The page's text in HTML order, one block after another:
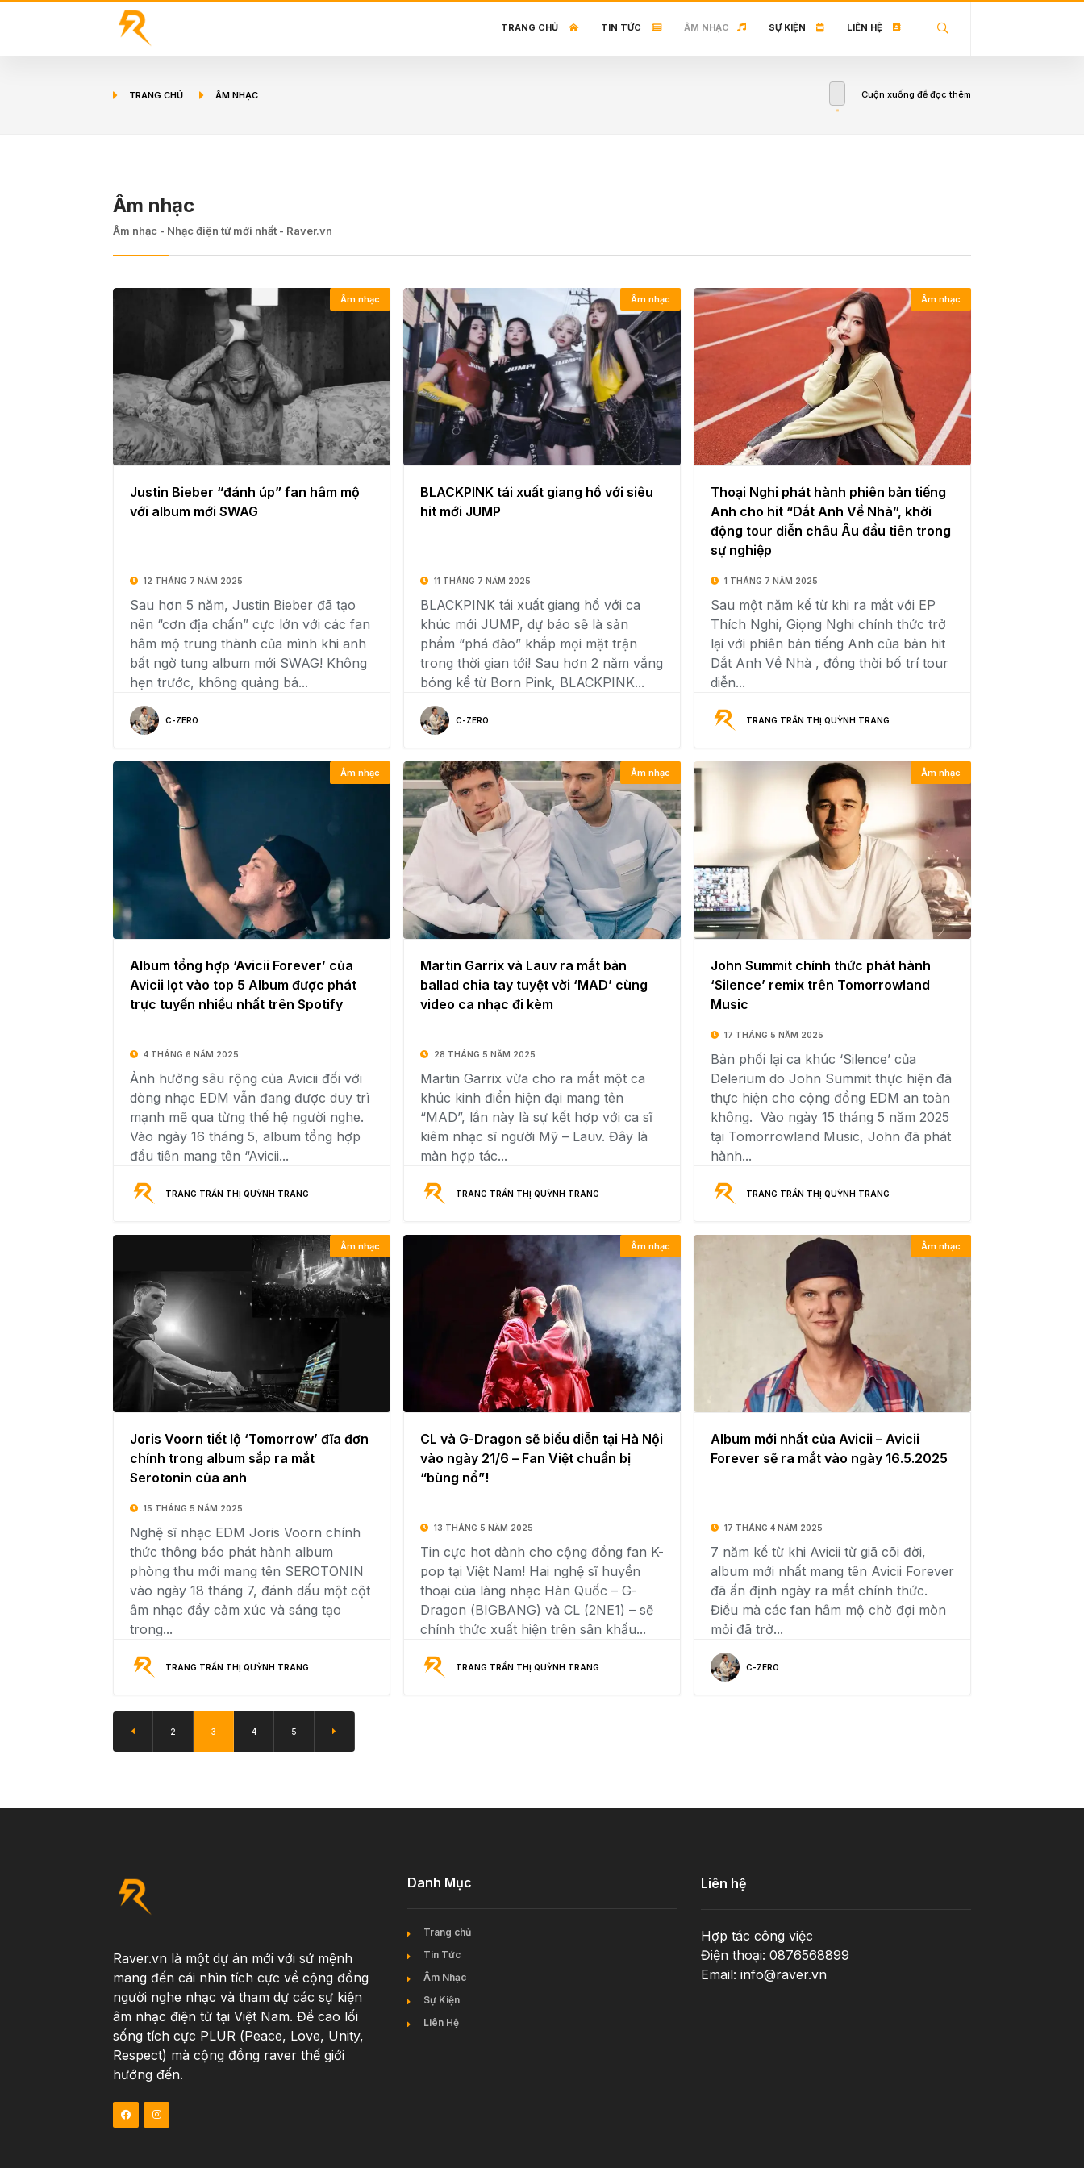
TRANG CHỦ TIN TỨC ÂM NHẠC SỰ KIỆN LIÊN HỆ
TRANG CHỦ ÂM NHẠC Cuộn xuống để đọc thêm
Âm nhạc
Âm nhạc - Nhạc điện tử mới nhất - Raver.vn
Âm nhạc
Justin Bieber “đánh úp” fan hâm mộ
với album mới SWAG
12 THÁNG 7 NĂM 2025
Sau hơn 5 năm, Justin Bieber đã tạo
nên “cơn địa chấn” cực lớn với các fan
hâm mộ trung thành của mình khi anh
bất ngờ tung album mới SWAG! Không
hẹn trước, không quảng bá...
C-ZERO
Âm nhạc
BLACKPINK tái xuất giang hồ với siêu
hit mới JUMP
11 THÁNG 7 NĂM 2025
BLACKPINK tái xuất giang hồ với ca
khúc mới JUMP, dự báo sẽ là sản
phẩm “phá đảo” khắp mọi mặt trận
trong thời gian tới! Sau hơn 2 năm vắng
bóng kể từ Born Pink, BLACKPINK...
C-ZERO
Âm nhạc
Thoại Nghi phát hành phiên bản tiếng
Anh cho hit “Dắt Anh Về Nhà”, khởi
động tour diễn châu Âu đầu tiên trong
sự nghiệp
1 THÁNG 7 NĂM 2025
Sau một năm kể từ khi ra mắt với EP
Thích Nghi, Giọng Nghi chính thức trở
lại với phiên bản tiếng Anh của bản hit
Dắt Anh Về Nhà , đồng thời bố trí tour
diễn...
TRANG TRẦN THỊ QUỲNH TRANG
Âm nhạc
Album tổng hợp ‘Avicii Forever’ của
Avicii lọt vào top 5 Album được phát
trực tuyến nhiều nhất trên Spotify
4 THÁNG 6 NĂM 2025
Ảnh hưởng sâu rộng của Avicii đối với
dòng nhạc EDM vẫn đang được duy trì
mạnh mẽ qua từng thế hệ người nghe.
Vào ngày 16 tháng 5, album tổng hợp
đầu tiên mang tên “Avicii...
TRANG TRẦN THỊ QUỲNH TRANG
Âm nhạc
Martin Garrix và Lauv ra mắt bản
ballad chia tay tuyệt vời ‘MAD’ cùng
video ca nhạc đi kèm
28 THÁNG 5 NĂM 2025
Martin Garrix vừa cho ra mắt một ca
khúc kinh điển hiện đại mang tên
“MAD”, lần này là sự kết hợp với ca sĩ
kiêm nhạc sĩ người Mỹ – Lauv. Đây là
màn hợp tác...
TRANG TRẦN THỊ QUỲNH TRANG
Âm nhạc
John Summit chính thức phát hành
‘Silence’ remix trên Tomorrowland
Music
17 THÁNG 5 NĂM 2025
Bản phối lại ca khúc ‘Silence’ của
Delerium do John Summit thực hiện đã
thực hiện cho cộng đồng EDM an toàn
không. Vào ngày 15 tháng 5 năm 2025
tại Tomorrowland Music, John đã phát
hành...
TRANG TRẦN THỊ QUỲNH TRANG
Âm nhạc
Joris Voorn tiết lộ ‘Tomorrow’ đĩa đơn
chính trong album sắp ra mắt
Serotonin của anh
15 THÁNG 5 NĂM 2025
Nghệ sĩ nhạc EDM Joris Voorn chính
thức thông báo phát hành album
phòng thu mới mang tên SEROTONIN
vào ngày 18 tháng 7, đánh dấu một cột
âm nhạc đầy cảm xúc và sáng tạo
trong...
TRANG TRẦN THỊ QUỲNH TRANG
Âm nhạc
CL và G-Dragon sẽ biểu diễn tại Hà Nội
vào ngày 21/6 – Fan Việt chuẩn bị
“bùng nổ”!
13 THÁNG 5 NĂM 2025
Tin cực hot dành cho cộng đồng fan K-
pop tại Việt Nam! Hai nghệ sĩ huyền
thoại của làng nhạc Hàn Quốc – G-
Dragon (BIGBANG) và CL (2NE1) – sẽ
chính thức xuất hiện trên sân khấu...
TRANG TRẦN THỊ QUỲNH TRANG
Âm nhạc
Album mới nhất của Avicii – Avicii
Forever sẽ ra mắt vào ngày 16.5.2025
17 THÁNG 4 NĂM 2025
7 năm kể từ khi Avicii từ giã cõi đời,
album mới nhất mang tên Avicii Forever
đã ấn định ngày ra mắt chính thức.
Điều mà các fan hâm mộ chờ đợi mòn
mỏi đã trở...
C-ZERO
2 3 4 5
Raver.vn là một dự án mới với sứ mệnh
mang đến cái nhìn tích cực về cộng đồng
người nghe nhạc và tham dự các sự kiện
âm nhạc điện tử tại Việt Nam. Đề cao lối
sống tích cực PLUR (Peace, Love, Unity,
Respect) mà cộng đồng raver thế giới
hướng đến.
Danh Mục
Trang chủ
Tin Tức
Âm Nhạc
Sự Kiện
Liên Hệ
Liên hệ
Hợp tác công việc
Điện thoại: 0876568899
Email: info@raver.vn